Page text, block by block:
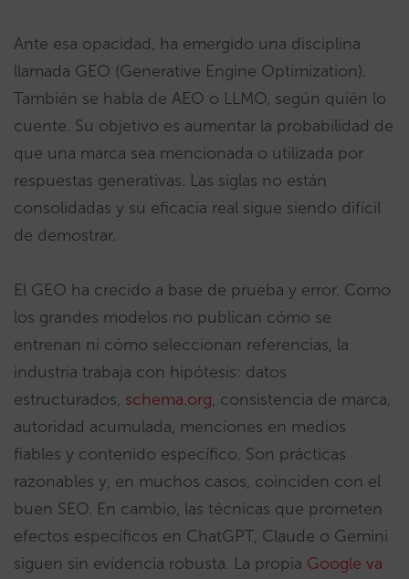
Ante esa opacidad, ha emergido una disciplina
llamada GEO (Generative Engine Optimization).
También se habla de AEO o LLMO, según quién lo
cuente. Su objetivo es aumentar la probabilidad de
que una marca sea mencionada o utilizada por
respuestas generativas. Las siglas no están
consolidadas y su eficacia real sigue siendo difícil
de demostrar.
El GEO ha crecido a base de prueba y error. Como
los grandes modelos no publican cómo se
entrenan ni cómo seleccionan referencias, la
industria trabaja con hipótesis: datos
estructurados, schema.org, consistencia de marca,
autoridad acumulada, menciones en medios
fiables y contenido específico. Son prácticas
razonables y, en muchos casos, coinciden con el
buen SEO. En cambio, las técnicas que prometen
efectos específicos en ChatGPT, Claude o Gemini
siguen sin evidencia robusta. La propia Google va